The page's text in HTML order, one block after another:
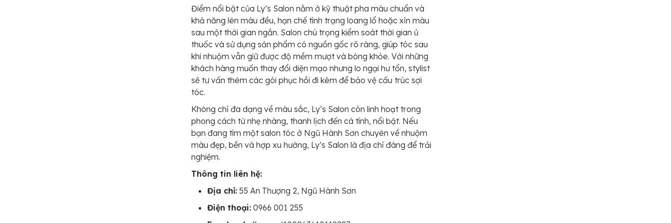
Điểm nổi bật của Ly’s Salon nằm ở kỹ thuật pha màu chuẩn và
khả năng lên màu đều, hạn chế tình trạng loang lổ hoặc xỉn màu
sau một thời gian ngắn. Salon chú trọng kiểm soát thời gian ủ
thuốc và sử dụng sản phẩm có nguồn gốc rõ ràng, giúp tóc sau
khi nhuộm vẫn giữ được độ mềm mượt và bóng khỏe. Với những
khách hàng muốn thay đổi diện mạo nhưng lo ngại hư tổn, stylist
sẽ tư vấn thêm các gói phục hồi đi kèm để bảo vệ cấu trúc sợi
tóc.
Không chỉ đa dạng về màu sắc, Ly’s Salon còn linh hoạt trong
phong cách từ nhẹ nhàng, thanh lịch đến cá tính, nổi bật. Nếu
bạn đang tìm một salon tóc ở Ngũ Hành Sơn chuyên về nhuộm
màu đẹp, bền và hợp xu hướng, Ly’s Salon là địa chỉ đáng để trải
nghiệm.
Thông tin liên hệ:
Địa chỉ: 55 An Thượng 2, Ngũ Hành Sơn
Điện thoại: 0966 001 255